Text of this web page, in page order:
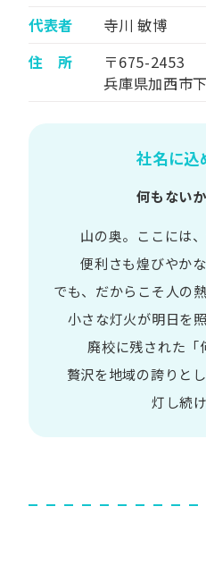
代表者
寺川 敏博
住 所
〒675-2453
兵庫県加西市
社名に込
何もない
山の​奥。​ここには
便利さも煌びやか
でも、​だから​こそ 人の​
小さな​灯火が​明日を​
廃校に​残された​「
贅沢を地域の​誇りと​
灯し続け